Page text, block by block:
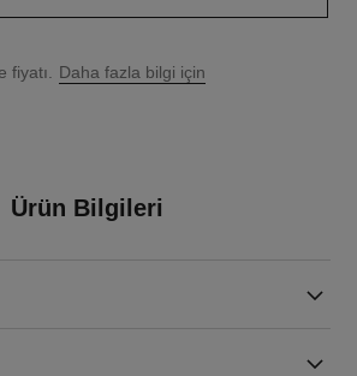
Daha fazla bilgi için
Ürün Bilgileri